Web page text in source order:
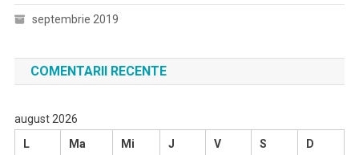
septembrie 2019
COMENTARII RECENTE
august 2026
L
Ma Mi J V S D